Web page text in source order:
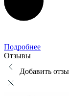
Подробнее
Отзывы
Добавить